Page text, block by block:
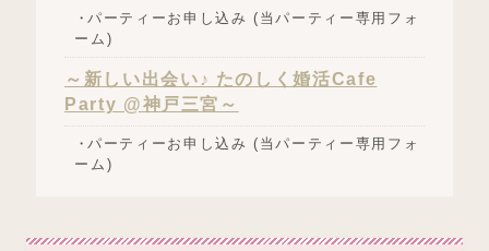
パーティーお申し込み (当パーティー専用フォ
ーム)
～新しい出会い♪ たのしく婚活Cafe
Party @神戸三宮～
パーティーお申し込み (当パーティー専用フォ
ーム)